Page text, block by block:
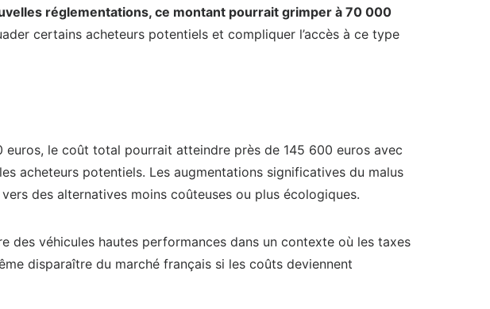
réglementations, ce montant pourrait grimper à 70 000
certains acheteurs potentiels et compliquer l’accès à ce type
euros, le coût total pourrait atteindre près de 145 600 euros avec
acheteurs potentiels. Les augmentations significatives du malus
des alternatives moins coûteuses ou plus écologiques.
véhicules hautes performances dans un contexte où les taxes
disparaître du marché français si les coûts deviennent